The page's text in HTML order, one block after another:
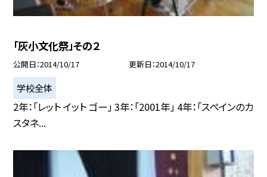
「灰小文化祭」その２
公開日 2014/10/17 更新日 2014/10/17
学校全体
2年：「レット イット ゴー」 3年：「2001年」 4年：「スペインのカ
スタネ...